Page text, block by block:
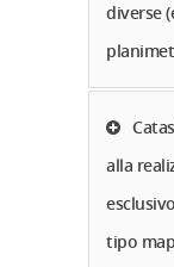
diverse
alla
tipo